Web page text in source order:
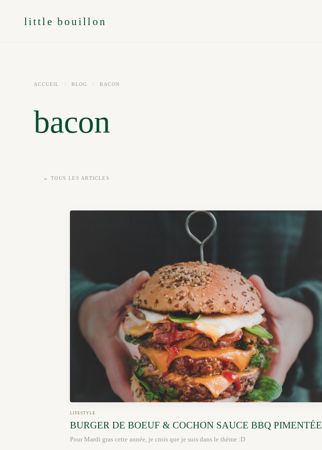
little bouillon
ACCUEIL / BLOG / BACON
bacon
← TOUS LES ARTICLES
LIFESTYLE
BURGER DE BOEUF & COCHON SAUCE BBQ PIMENTÉE
Pour Mardi gras cette année, je crois que je suis dans le thème :D